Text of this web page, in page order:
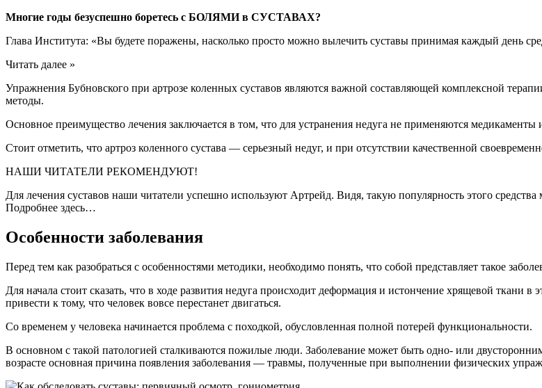
Многие годы безуспешно боретесь с БОЛЯМИ в СУСТАВАХ?
Глава Института: «Вы будете поражены, насколько просто можно вылечить суставы принимая каждый день
Читать далее »
Упражнения Бубновского при артрозе коленных суставов являются важной составляющей комплексной
методы.
Основное преимущество лечения заключается в том, что для устранения недуга не применяются медикаменты
Стоит отметить, что артроз коленного сустава — серьезный недуг, и при отсутствии качественной
НАШИ ЧИТАТЕЛИ РЕКОМЕНДУЮТ!
Для лечения суставов наши читатели успешно используют Артрейд. Видя, такую популярность этого
Подробнее здесь…
Особенности заболевания
Перед тем как разобраться с особенностями методики, необходимо понять, что собой представляет такое
Для начала стоит сказать, что в ходе развития недуга происходит деформация и истончение хрящевой ткани
привести к тому, что человек вовсе перестанет двигаться.
Со временем у человека начинается проблема с походкой, обусловленная полной потерей функциональности.
В основном с такой патологией сталкиваются пожилые люди. Заболевание может быть одно- или
возрасте основная причина появления заболевания — травмы, полученные при выполнении физических